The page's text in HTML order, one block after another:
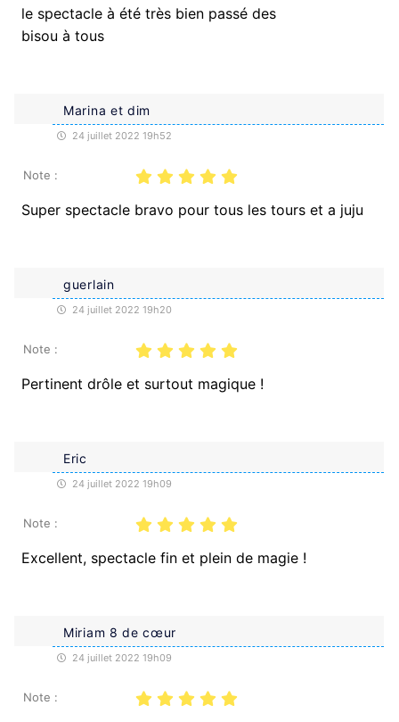
le spectacle à été très bien passé des
bisou à tous
Marina et dim
24 juillet 2022 19h52
Note :
Super spectacle bravo pour tous les tours et a juju
guerlain
24 juillet 2022 19h20
Note :
Pertinent drôle et surtout magique !
Eric
24 juillet 2022 19h09
Note :
Excellent, spectacle fin et plein de magie !
Miriam 8 de cœur
24 juillet 2022 19h09
Note :